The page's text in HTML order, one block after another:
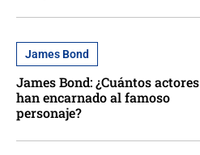
James Bond
James Bond: ¿Cuántos actores
han encarnado al famoso
personaje?